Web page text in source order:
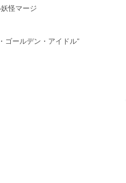
怪マージ
ゴールデン・アイドル"